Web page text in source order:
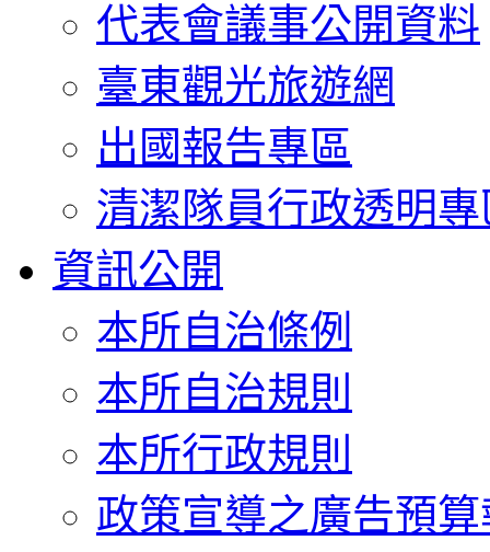
代表會議事公開資料
臺東觀光旅遊網
出國報告專區
清潔隊員行政透明專
資訊公開
本所自治條例
本所自治規則
本所行政規則
政策宣導之廣告預